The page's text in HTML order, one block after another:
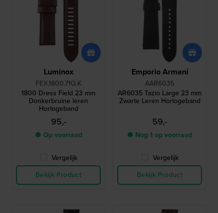
Luminox
FEX.1800.71Q.K
1800 Dress Field 23 mm
Donkerbruine leren
Horlogeband
95,-
● Op voorraad
Vergelijk
Bekijk Product
Emporio Armani
AAR6035
AR6035 Tazio Large 23 mm
Zwarte Leren Horlogeband
59,-
● Nog 1 op voorraad
Vergelijk
Bekijk Product